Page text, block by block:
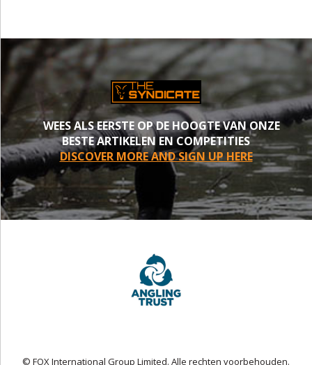
WEES ALS EERSTE OP DE HOOGTE VAN ONZE
BESTE ARTIKELEN EN COMPETITIES
DISCOVER MORE AND SIGN UP HERE
© FOX International Group Limited. Alle rechten voorbehouden.